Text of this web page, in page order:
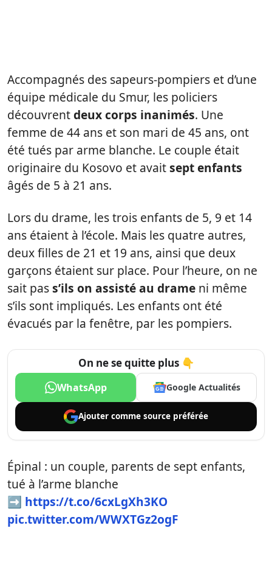
Accompagnés des sapeurs-pompiers et d’une
équipe médicale du Smur, les policiers
découvrentdeux corps inanimés. Une
femme de 44 ans et son mari de 45 ans, ont
été tués par arme blanche. Le couple était
originaire du Kosovo et avaitsept enfants
âgés de 5 à 21 ans.
Lors du drame, les trois enfants de 5, 9 et 14
ans étaient à l’école. Mais les quatre autres,
deux filles de 21 et 19 ans, ainsi que deux
garçons étaient sur place. Pour l’heure, on ne
sait pass’ils on assisté au drame ni même
s’ils sont impliqués. Les enfants ont été
évacués par la fenêtre, par les pompiers.
On ne se quitte plus 👇
WhatsApp Google Actualités
Ajouter comme source préférée
Épinal : un couple, parents de sept enfants,
tué à l’arme blanche
➡️ https://t.co/6cxLgXh3KO
pic.twitter.com/WWXTGz2ogF